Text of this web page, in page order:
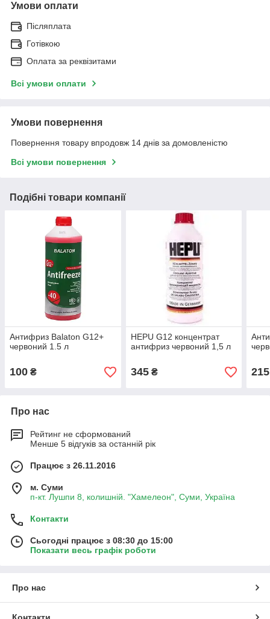
Умови оплати
Післяплата
Готівкою
Оплата за реквізитами
Всі умови оплати
Умови повернення
Повернення товару впродовж 14 днів за домовленістю
Всі умови повернення
Подібні товари компанії
Антифриз Balaton G12+
червоний 1.5 л
100 ₴
HEPU G12 концентрат
антифриз червоний 1,5 л
345₴ 215
Про нас
Рейтинг не сформований
Менше 5 відгуків за останній рік
Працює з 26.11.2016
м. Суми
п-кт. Лушпи 8, колишній. "Хамелеон", Суми, Україна
Контакти
Сьогодні працює з 08:30 до 15:00
Показати весь графік роботи
Про нас